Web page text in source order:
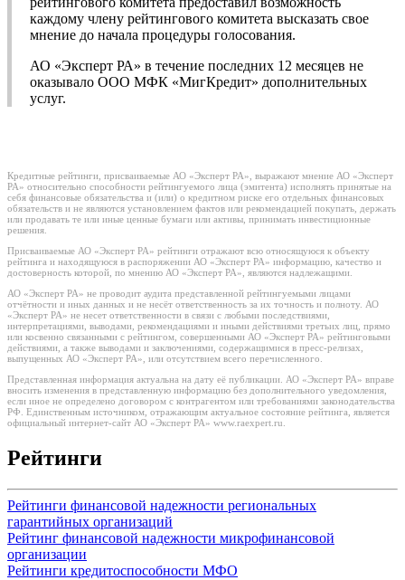
каждому члену рейтингового комитета высказать свое
мнение до начала процедуры голосования.
АО «Эксперт РА» в течение последних 12 месяцев не
оказывало ООО МФК «МигКредит» дополнительных
услуг.
Кредитные рейтинги, присваиваемые АО «Эксперт РА», выражают мнение АО «Эксперт
РА» относительно способности рейтингуемого лица (эмитента) исполнять принятые на
себя финансовые обязательства и (или) о кредитном риске его отдельных финансовых
обязательств и не являются установлением фактов или рекомендацией покупать, держать
или продавать те или иные ценные бумаги или активы, принимать инвестиционные
решения.
Присваиваемые АО «Эксперт РА» рейтинги отражают всю относящуюся к объекту
рейтинга и находящуюся в распоряжении АО «Эксперт РА» информацию, качество и
достоверность которой, по мнению АО «Эксперт РА», являются надлежащими.
АО «Эксперт РА» не проводит аудита представленной рейтингуемыми лицами
отчётности и иных данных и не несёт ответственность за их точность и полноту. АО
«Эксперт РА» не несет ответственности в связи с любыми последствиями,
интерпретациями, выводами, рекомендациями и иными действиями третьих лиц, прямо
или косвенно связанными с рейтингом, совершенными АО «Эксперт РА» рейтинговыми
действиями, а также выводами и заключениями, содержащимися в пресс-релизах,
выпущенных АО «Эксперт РА», или отсутствием всего перечисленного.
Представленная информация актуальна на дату её публикации. АО «Эксперт РА» вправе
вносить изменения в представленную информацию без дополнительного уведомления,
если иное не определено договором с контрагентом или требованиями законодательства
РФ. Единственным источником, отражающим актуальное состояние рейтинга, является
официальный интернет-сайт АО «Эксперт РА» www.raexpert.ru.
Рейтинги
Рейтинги финансовой надежности региональных
гарантийных организаций
Рейтинг финансовой надежности микрофинансовой
организации
Рейтинги кредитоспособности МФО